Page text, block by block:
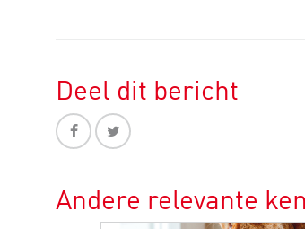
Deel dit bericht
Andere relevante